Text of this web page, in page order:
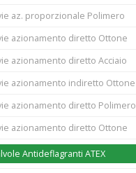
az. proporzionale Polimero
azionamento diretto Ottone
azionamento diretto Acciaio
azionamento indiretto Ottone
azionamento diretto Polimero
azionamento diretto Ottone
Antideflagranti ATEX